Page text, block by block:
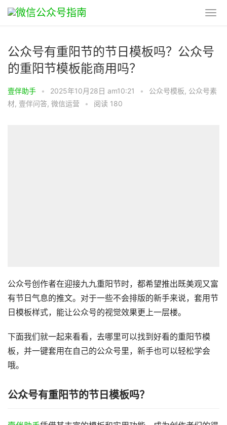
公众号有重阳节的节日模板吗？公众号
的重阳节模板能商用吗？
壹伴助手 • 2025年10月28日 am10:21 • 公众号模板, 公众号素
材, 壹伴问答, 微信运营 • 阅读 180
公众号创作者在迎接九九重阳节时，都希望推出既美观又富
有节日气息的推文。对于一些不会排版的新手来说，套用节
日模板样式，能让公众号的视觉效果更上一层楼。
下面我们就一起来看看，去哪里可以找到好看的重阳节模
板，并一键套用在自己的公众号里，新手也可以轻松学会
哦。
公众号有重阳节的节日模板吗？